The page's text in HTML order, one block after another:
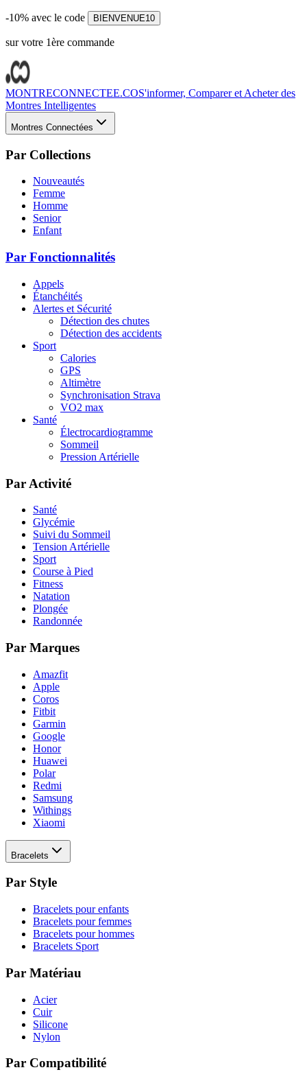
-10% avec le code BIENVENUE10
sur votre 1ère commande
MONTRECONNECTEE.COS'informer, Comparer et Acheter des
Montres Intelligentes
Montres Connectées
Par Collections
Nouveautés
Femme
Homme
Senior
Enfant
Par Fonctionnalités
Appels
Étanchéités
Alertes et Sécurité
Détection des chutes
Détection des accidents
Sport
Calories
GPS
Altimètre
Synchronisation Strava
VO2 max
Santé
Électrocardiogramme
Sommeil
Pression Artérielle
Par Activité
Santé
Glycémie
Suivi du Sommeil
Tension Artérielle
Sport
Course à Pied
Fitness
Natation
Plongée
Randonnée
Par Marques
Amazfit
Apple
Coros
Fitbit
Garmin
Google
Honor
Huawei
Polar
Redmi
Samsung
Withings
Xiaomi
Bracelets
Par Style
Bracelets pour enfants
Bracelets pour femmes
Bracelets pour hommes
Bracelets Sport
Par Matériau
Acier
Cuir
Silicone
Nylon
Par Compatibilité